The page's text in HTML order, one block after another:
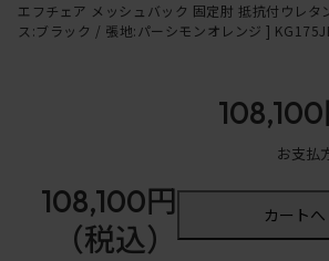
エフチェア メッシュバック 固定肘 抵抗付ウレタ
ス:ブラック / 張地:パーシモンオレンジ ]
お支払
108,100円
（税込）
カートへ